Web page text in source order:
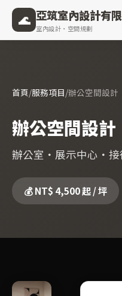
🌊 亞筑室內設計有
室內設計・空間規劃
首頁/服務項目/辦公空間設計
辦公空間設計
辦公室・展示中心・
💰 NT$ 4,500 起 / 坪